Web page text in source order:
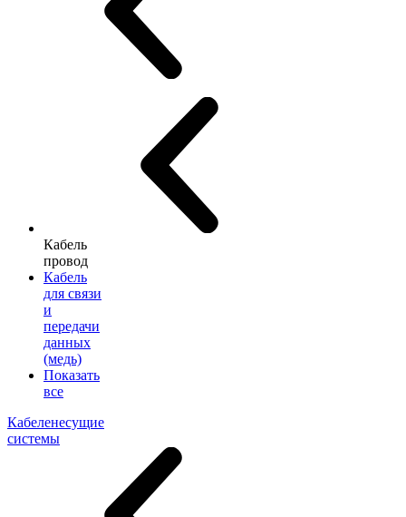
Кабель
провод
Кабель
для связи
и
передачи
данных
(медь)
Показать
все
Кабеленесущие
системы